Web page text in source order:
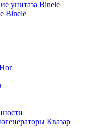
унитаза Binele
Binele
Квазар